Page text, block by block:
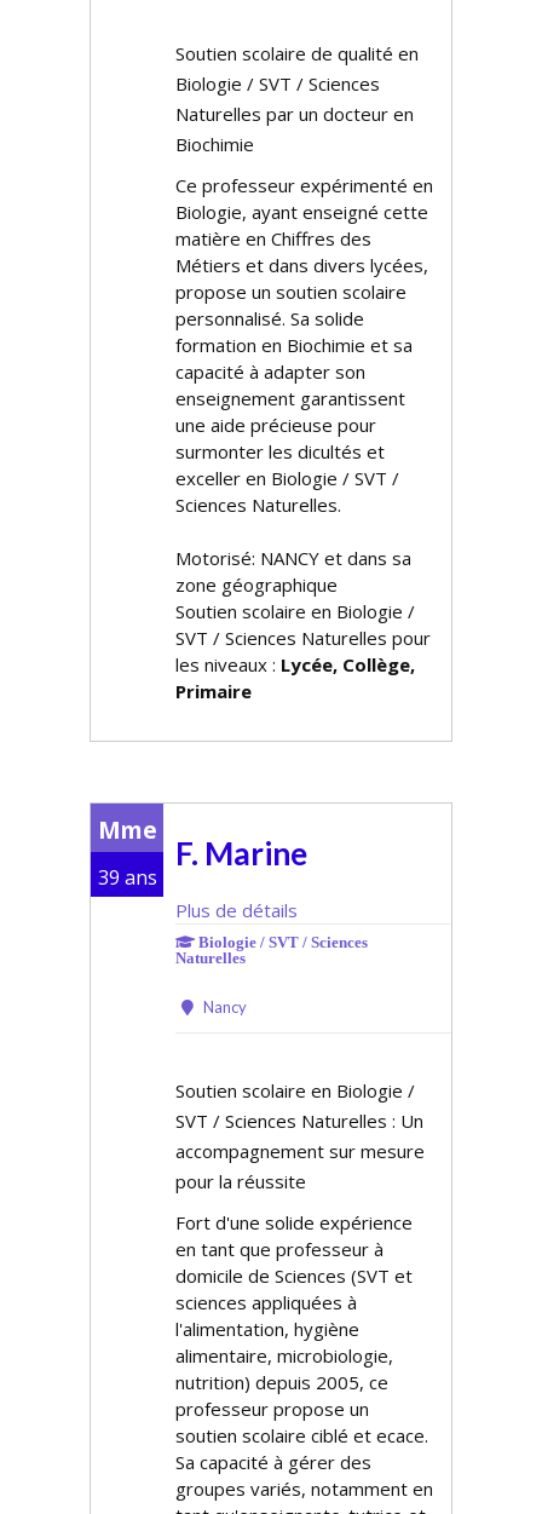
Soutien scolaire de qualité en
Biologie / SVT / Sciences
Naturelles par un docteur en
Biochimie
Ce professeur expérimenté en
Biologie, ayant enseigné cette
matière en Chiffres des
Métiers et dans divers lycées,
propose un soutien scolaire
personnalisé. Sa solide
formation en Biochimie et sa
capacité à adapter son
enseignement garantissent
une aide précieuse pour
surmonter les difficultés et
exceller en Biologie / SVT /
Sciences Naturelles.
Motorisé: NANCY et dans sa
zone géographique
Soutien scolaire en Biologie /
SVT / Sciences Naturelles pour
les niveaux : Lycée, Collège,
Primaire
Mme
39 ans
F. Marine
Plus de détails
Biologie / SVT / Sciences
Naturelles
Nancy
Soutien scolaire en Biologie /
SVT / Sciences Naturelles : Un
accompagnement sur mesure
pour la réussite
Fort d'une solide expérience
en tant que professeur à
domicile de Sciences (SVT et
sciences appliquées à
l'alimentation, hygiène
alimentaire, microbiologie,
nutrition) depuis 2005, ce
professeur propose un
soutien scolaire ciblé et efficace.
Sa capacité à gérer des
groupes variés, notamment en